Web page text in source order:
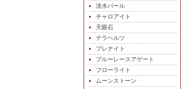
淡水パール
チャロアイト
天眼石
テラヘルツ
プレナイト
ブルーレースアゲート
フローライト
ムーンストーン